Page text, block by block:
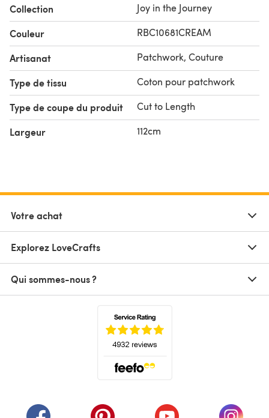
Collection Joy in the Journey
Couleur RBC10681CREAM
Artisanat Patchwork, Couture
Type de tissu Coton pour patchwork
Type de coupe du produit Cut to Length
Largeur 112cm
Votre achat
Explorez LoveCrafts
Qui sommes-nous ?
(s'ouvre dans un nouvel onglet)
(s'ouvre dans un nouvel onglet)
(s'ouvre dans un(s'ouvre